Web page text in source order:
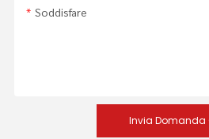
Soddisfare
Invia Domanda